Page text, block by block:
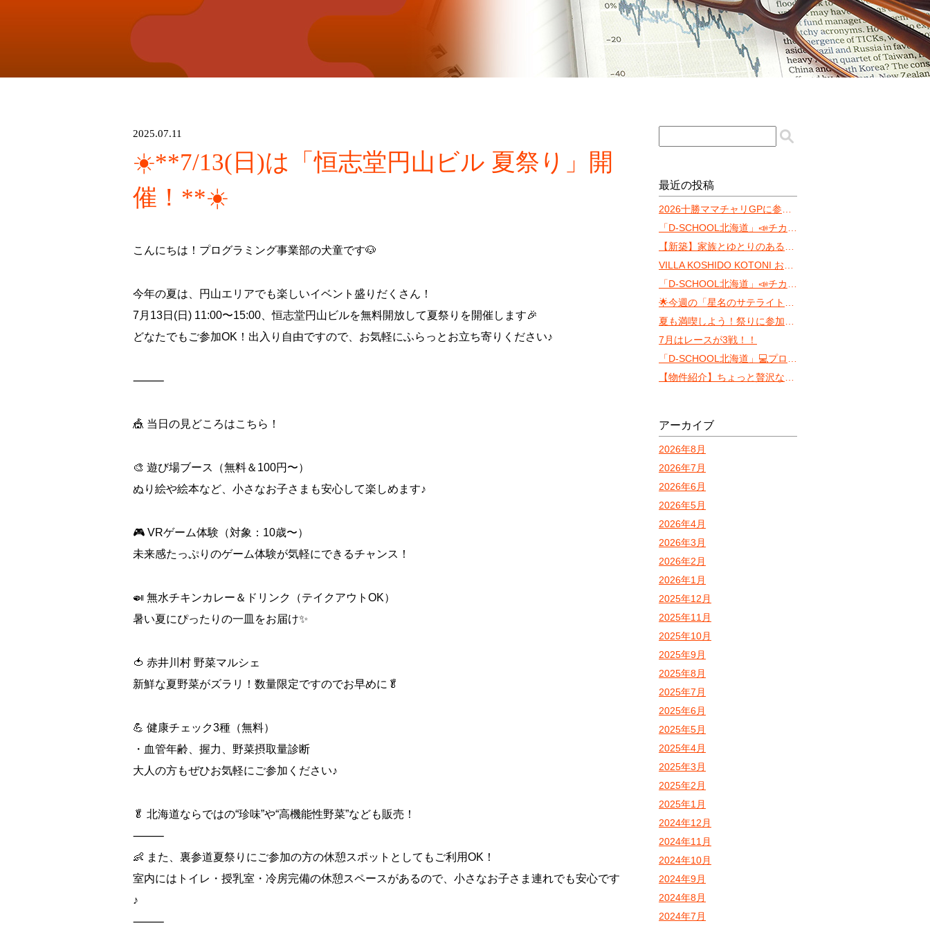
2025.07.11
☀️**7/13(日)は「恒志堂円山ビル 夏祭り」開
催！**☀️
こんにちは！プログラミング事業部の犬童です🐶
今年の夏は、円山エリアでも楽しいイベント盛りだくさん！
7月13日(日) 11:00〜15:00、恒志堂円山ビルを無料開放して夏祭りを開催します🎉
どなたでもご参加OK！出入り自由ですので、お気軽にふらっとお立ち寄りください♪
⸻
🎪 当日の見どころはこちら！
🎨 遊び場ブース（無料＆100円〜）
ぬり絵や絵本など、小さなお子さまも安心して楽しめます♪
🎮 VRゲーム体験（対象：10歳〜）
未来感たっぷりのゲーム体験が気軽にできるチャンス！
🍛 無水チキンカレー＆ドリンク（テイクアウトOK）
暑い夏にぴったりの一皿をお届け✨
🍅 赤井川村 野菜マルシェ
新鮮な夏野菜がズラリ！数量限定ですのでお早めに🥬
💪 健康チェック3種（無料）
・血管年齢、握力、野菜摂取量診断
大人の方もぜひお気軽にご参加ください♪
🥬 北海道ならではの“珍味”や“高機能性野菜”なども販売！
⸻
👶 また、裏参道夏祭りにご参加の方の休憩スポットとしてもご利用OK！
室内にはトイレ・授乳室・冷房完備の休憩スペースがあるので、小さなお子さま連れでも安心です
♪
⸻
最近の投稿
7月はレースが3戦！！
アーカイブ
2026年8月
2026年7月
2026年6月
2026年5月
2026年4月
2026年3月
2026年2月
2026年1月
2025年12月
2025年11月
2025年10月
2025年9月
2025年8月
2025年7月
2025年6月
2025年5月
2025年4月
2025年3月
2025年2月
2025年1月
2024年12月
2024年11月
2024年10月
2024年9月
2024年8月
2024年7月